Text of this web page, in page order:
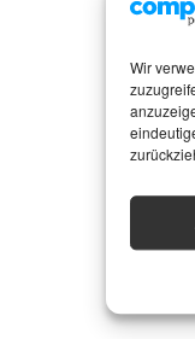
Wir